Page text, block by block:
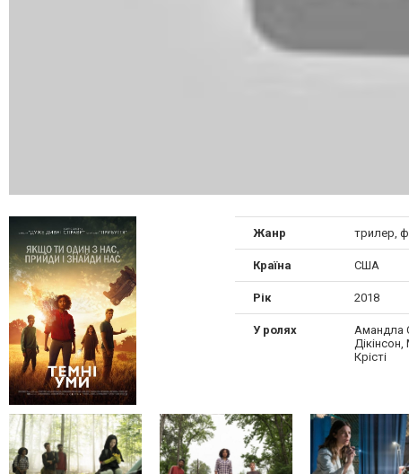
Жанр трилер,
Країна США
Рік 2018
У ролях
Амандла
Крісті